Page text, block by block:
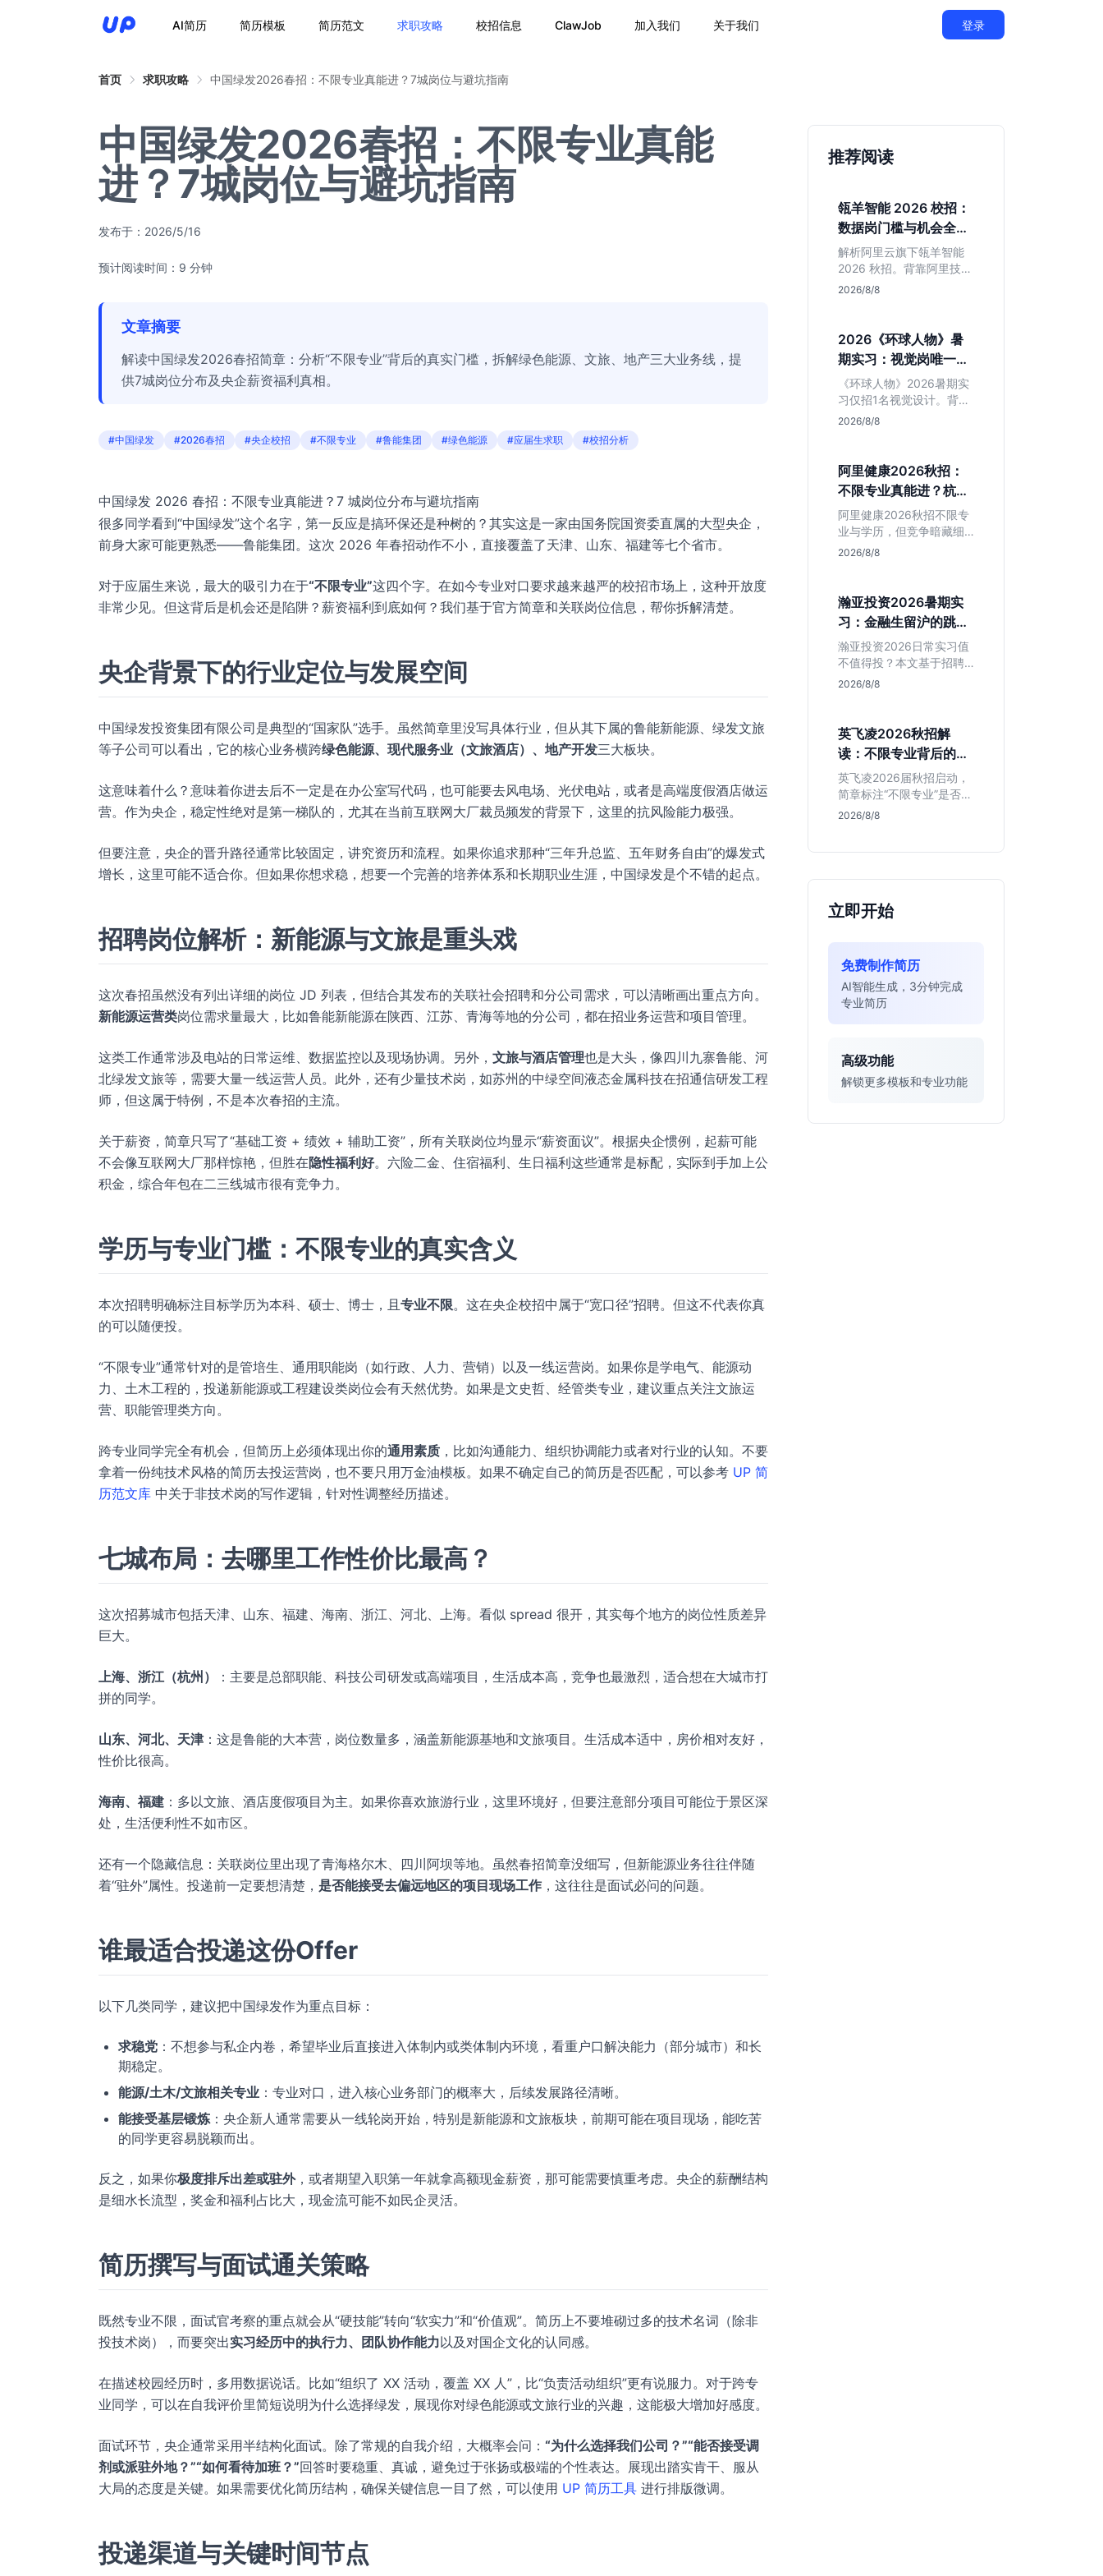
AI简历 简历模板 简历范文 求职攻略 校招信息 ClawJob 加入我们 关于我们 登录
首页 求职攻略 中国绿发2026春招：不限专业真能进？7城岗位与避坑指南
中国绿发2026春招：不限专业真能
进？7城岗位与避坑指南
发布于： 2026/5/16
预计阅读时间：9 分钟
文章摘要
解读中国绿发2026春招简章：分析“不限专业”背后的真实门槛，拆解绿色能源、文旅、地产三大业务线，提
供7城岗位分布及央企薪资福利真相。
#中国绿发 #2026春招 #央企校招 #不限专业 #鲁能集团 #绿色能源 #应届生求职 #校招分析
中国绿发 2026 春招：不限专业真能进？7 城岗位分布与避坑指南
很多同学看到“中国绿发”这个名字，第一反应是搞环保还是种树的？其实这是一家由国务院国资委直属的大型央企，
前身大家可能更熟悉——鲁能集团。这次 2026 年春招动作不小，直接覆盖了天津、山东、福建等七个省市。
对于应届生来说，最大的吸引力在于“不限专业”这四个字。在如今专业对口要求越来越严的校招市场上，这种开放度
非常少见。但这背后是机会还是陷阱？薪资福利到底如何？我们基于官方简章和关联岗位信息，帮你拆解清楚。
央企背景下的行业定位与发展空间
中国绿发投资集团有限公司是典型的“国家队”选手。虽然简章里没写具体行业，但从其下属的鲁能新能源、绿发文旅
等子公司可以看出，它的核心业务横跨绿色能源、现代服务业（文旅酒店）、地产开发三大板块。
这意味着什么？意味着你进去后不一定是在办公室写代码，也可能要去风电场、光伏电站，或者是高端度假酒店做运
营。作为央企，稳定性绝对是第一梯队的，尤其在当前互联网大厂裁员频发的背景下，这里的抗风险能力极强。
但要注意，央企的晋升路径通常比较固定，讲究资历和流程。如果你追求那种“三年升总监、五年财务自由”的爆发式
增长，这里可能不适合你。但如果你想求稳，想要一个完善的培养体系和长期职业生涯，中国绿发是个不错的起点。
招聘岗位解析：新能源与文旅是重头戏
这次春招虽然没有列出详细的岗位 JD 列表，但结合其发布的关联社会招聘和分公司需求，可以清晰画出重点方向。
新能源运营类岗位需求量最大，比如鲁能新能源在陕西、江苏、青海等地的分公司，都在招业务运营和项目管理。
这类工作通常涉及电站的日常运维、数据监控以及现场协调。另外， 文旅与酒店管理也是大头，像四川九寨鲁能、河
北绿发文旅等，需要大量一线运营人员。此外，还有少量技术岗，如苏州的中绿空间液态金属科技在招通信研发工程
师，但这属于特例，不是本次春招的主流。
关于薪资，简章只写了“基础工资 + 绩效 + 辅助工资”，所有关联岗位均显示“薪资面议”。根据央企惯例，起薪可能
不会像互联网大厂那样惊艳，但胜在隐性福利好。六险二金、住宿福利、生日福利这些通常是标配，实际到手加上公
积金，综合年包在二三线城市很有竞争力。
学历与专业门槛：不限专业的真实含义
本次招聘明确标注目标学历为本科、硕士、博士，且 专业不限。这在央企校招中属于“宽口径”招聘。但这不代表你真
的可以随便投。
“不限专业”通常针对的是管培生、通用职能岗（如行政、人力、营销）以及一线运营岗。如果你是学电气、能源动
力、土木工程的，投递新能源或工程建设类岗位会有天然优势。如果是文史哲、经管类专业，建议重点关注文旅运
营、职能管理类方向。
跨专业同学完全有机会，但简历上必须体现出你的通用素质 ，比如沟通能力、组织协调能力或者对行业的认知。不要
拿着一份纯技术风格的简历去投运营岗，也不要只用万金油模板。如果不确定自己的简历是否匹配，可以参考 UP 简
历范文库 中关于非技术岗的写作逻辑，针对性调整经历描述。
七城布局：去哪里工作性价比最高？
这次招募城市包括天津、山东、福建、海南、浙江、河北、上海。看似 spread 很开，其实每个地方的岗位性质差异
巨大。
上海、浙江（杭州）
：主要是总部职能、科技公司研发或高端项目，生活成本高，竞争也最激烈，适合想在大城市打
拼的同学。
山东、河北、天津 ：这是鲁能的大本营，岗位数量多，涵盖新能源基地和文旅项目。生活成本适中，房价相对友好，
性价比很高。
海南、福建 ：多以文旅、酒店度假项目为主。如果你喜欢旅游行业，这里环境好，但要注意部分项目可能位于景区深
处，生活便利性不如市区。
还有一个隐藏信息：关联岗位里出现了青海格尔木、四川阿坝等地。虽然春招简章没细写，但新能源业务往往伴随
着“驻外”属性。投递前一定要想清楚， 是否能接受去偏远地区的项目现场工作 ，这往往是面试必问的问题。
谁最适合投递这份Offer
以下几类同学，建议把中国绿发作为重点目标：
求稳党 ：不想参与私企内卷，希望毕业后直接进入体制内或类体制内环境，看重户口解决能力（部分城市）和长
期稳定。
能源/土木/文旅相关专业 ：专业对口，进入核心业务部门的概率大，后续发展路径清晰。
能接受基层锻炼：央企新人通常需要从一线轮岗开始，特别是新能源和文旅板块，前期可能在项目现场，能吃苦
的同学更容易脱颖而出。
反之，如果你极度排斥出差或驻外，或者期望入职第一年就拿高额现金薪资，那可能需要慎重考虑。央企的薪酬结构
是细水长流型，奖金和福利占比大，现金流可能不如民企灵活。
简历撰写与面试通关策略
既然专业不限，面试官考察的重点就会从“硬技能”转向“软实力”和“价值观”。简历上不要堆砌过多的技术名词（除非
投技术岗），而要突出实习经历中的执行力、团队协作能力以及对国企文化的认同感。
在描述校园经历时，多用数据说话。比如“组织了 XX 活动，覆盖 XX 人”，比“负责活动组织”更有说服力。对于跨专
业同学，可以在自我评价里简短说明为什么选择绿发，展现你对绿色能源或文旅行业的兴趣，这能极大增加好感度。
面试环节，央企通常采用半结构化面试。除了常规的自我介绍，大概率会问： “为什么选择我们公司？”“能否接受调
剂或派驻外地？”“如何看待加班？”回答时要稳重、真诚，避免过于张扬或极端的个性表达。展现出踏实肯干、服从
大局的态度是关键。如果需要优化简历结构，确保关键信息一目了然，可以使用 UP 简历工具 进行排版微调。
投递渠道与关键时间节点
推荐阅读
瓴羊智能 2026 校招：
数据岗门槛与机会全拆
解
解析阿里云旗下瓴羊智能
2026 秋招。背靠阿里技术
底座，主打 DaaS 业务。
估 B 端数据路线的成长曲
线与抗压挑战，助你判断
是否值得投递。
2026/8/8
2026《环球人物》暑
期实习：视觉岗唯一名
额值不值得冲？
《环球人物》2026暑期实
习仅招1名视觉设计。背靠
人民日报社，央媒背书极
简历、能接受严谨流程的
设计生，想进大厂快节奏
者慎投。
2026/8/8
阿里健康2026秋招：
不限专业真能进？杭州
大厂最后的捡漏机会
阿里健康2026秋招不限专
业与学历，但竞争暗藏细
节。本文解读其医疗赛道
帮应届生判断是否值得投
入。
2026/8/8
瀚亚投资2026暑期实
习：金融生留沪的跳板
还是坑？
瀚亚投资2026日常实习值
不值得投？本文基于招聘
简章分析：业务聚焦金融
需上海高含金量实习证
明、想接触真实资金流向
的金融生，不适合追求稳
定留用的同学。
2026/8/8
英飞凌2026秋招解
读：不限专业背后的门
槛与机会
英飞凌2026届秋招启动，
简章标注“不限专业”是否可
信？本文基于招聘简章，
断是否值得投入。
2026/8/8
立即开始
免费制作简历
AI智能生成，3分钟完成
专业简历
高级功能
解锁更多模板和专业功能